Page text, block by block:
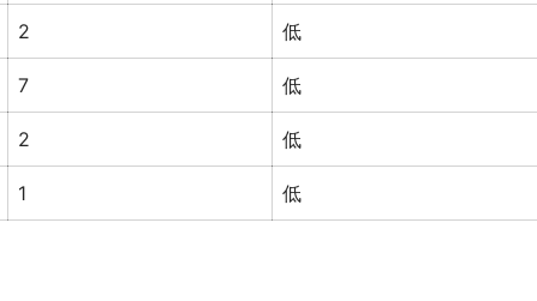
2 低
7 低
2 低
1 低